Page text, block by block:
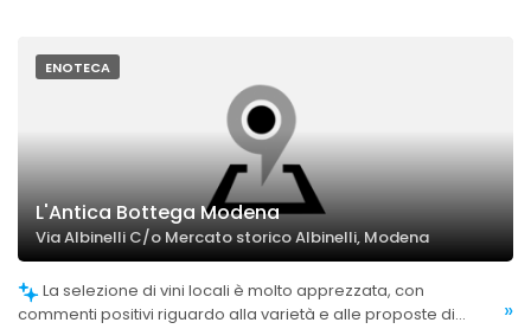
ENOTECA
L'Antica Bottega Modena
Via Albinelli C/o Mercato storico Albinelli, Modena
commenti positivi riguardo alla varietà e alle proposte di
»